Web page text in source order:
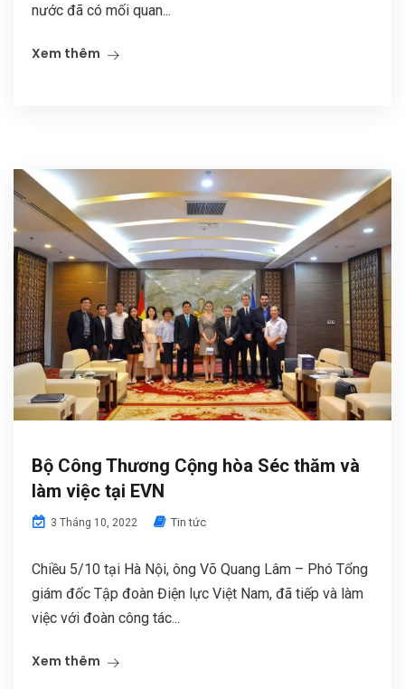
nước đã có mối quan...
Xem thêm
Bộ Công Thương Cộng hòa Séc thăm và
làm việc tại EVN
3 Tháng 10, 2022 Tin tức
Chiều 5/10 tại Hà Nội, ông Võ Quang Lâm – Phó Tổng
giám đốc Tập đoàn Điện lực Việt Nam, đã tiếp và làm
việc với đoàn công tác...
Xem thêm